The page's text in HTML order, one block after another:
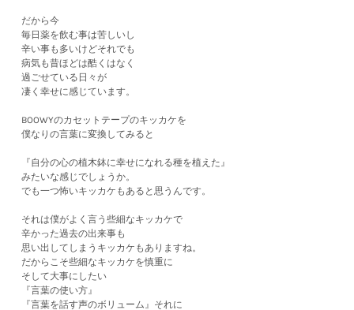
だから今
毎日薬を飲む事は苦しいし
辛い事も多いけどそれでも
病気も昔ほどは酷くはなく
過ごせている日々が
凄く幸せに感じています。
BOOWYのカセットテープのキッカケを
僕なりの言葉に変換してみると
『自分の心の植木鉢に幸せになれる種を植えた』
みたいな感じでしょうか。
でも一つ怖いキッカケもあると思うんです。
それは僕がよく言う些細なキッカケで
辛かった過去の出来事も
思い出してしまうキッカケもありますね。
だからこそ些細なキッカケを慎重に
そして大事にしたい
『言葉の使い方』
『言葉を話す声のボリューム』それに